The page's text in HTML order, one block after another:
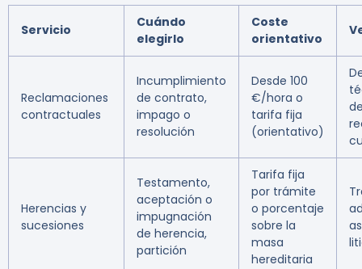
Servicio
Cuándo
elegirlo
Coste
orientativo
Reclamaciones
contractuales
Incumplimiento
de contrato,
impago o
resolución
Desde 100
€/hora o
tarifa fija
(orientativo)
Herencias y
sucesiones
Testamento,
aceptación o
impugnación
de herencia,
partición
Tarifa fija
por trámite
o porcentaje
sobre la
masa
hereditaria